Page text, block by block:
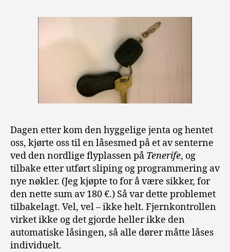
Dagen etter kom den hyggelige jenta og hentet
oss, kjørte oss til en låsesmed på et av senterne
ved den nordlige flyplassen på Tenerife, og
tilbake etter utført sliping og programmering av
nye nøkler. (Jeg kjøpte to for å være sikker, for
den nette sum av 180 €.) Så var dette problemet
tilbakelagt. Vel, vel – ikke helt. Fjernkontrollen
virket ikke og det gjorde heller ikke den
automatiske låsingen, så alle dører måtte låses
individuelt.